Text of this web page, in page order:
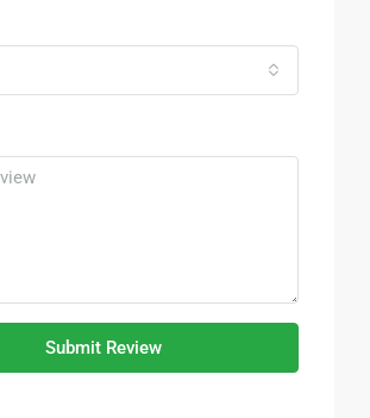
Submit Review